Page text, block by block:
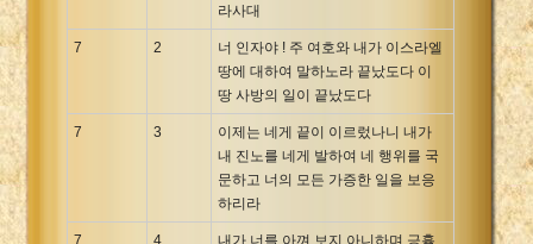
라사대
7 2
너 인자야 ! 주 여호와 내가 이스라엘
땅에 대하여 말하노라 끝났도다 이
땅 사방의 일이 끝났도다
7 3
이제는 네게 끝이 이르렀나니 내가
내 진노를 네게 발하여 네 행위를 국
문하고 너의 모든 가증한 일을 보응
하리라
7 4
내가 너를 아껴 보지 아니하며 긍휼